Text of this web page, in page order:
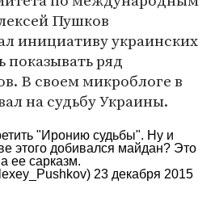
Пушков
инициативу украинских
показывать ряд
В своем микроблоге в
на судьбу Украины.
"Иронию судьбы". Ну и
этого добивался майдан? Это
ее сарказм.
23 декабря 2015